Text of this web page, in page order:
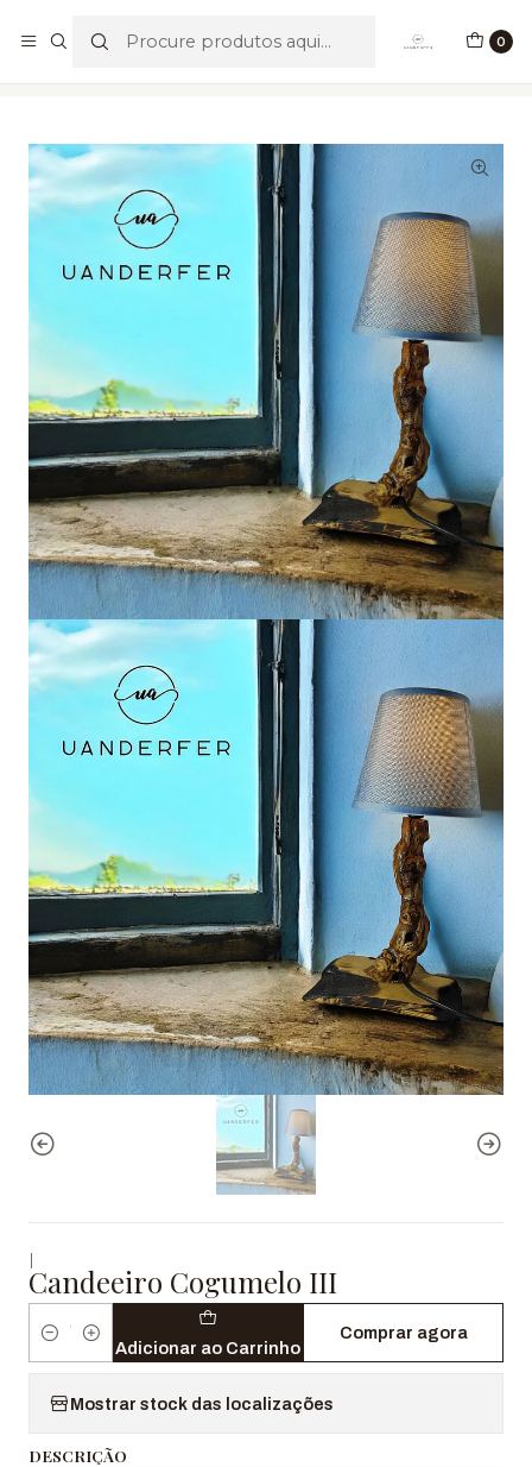
0
|
Candeeiro Cogumelo III
QuantidadeAdicionar ao Carrinho
Comprar agora
Mostrar stock das localizações
DESCRIÇÃO